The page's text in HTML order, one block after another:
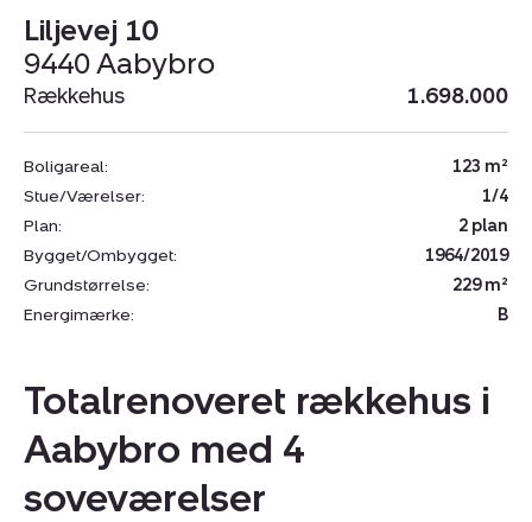
Liljevej 10
9440 Aabybro
Rækkehus 1.698.000
Boligareal:
123 m²
Stue/Værelser:
1/4
Plan:
2 plan
Bygget/Ombygget:
1964/2019
Grundstørrelse:
229 m²
Energimærke:
B
Totalrenoveret rækkehus i
Aabybro med 4
soveværelser